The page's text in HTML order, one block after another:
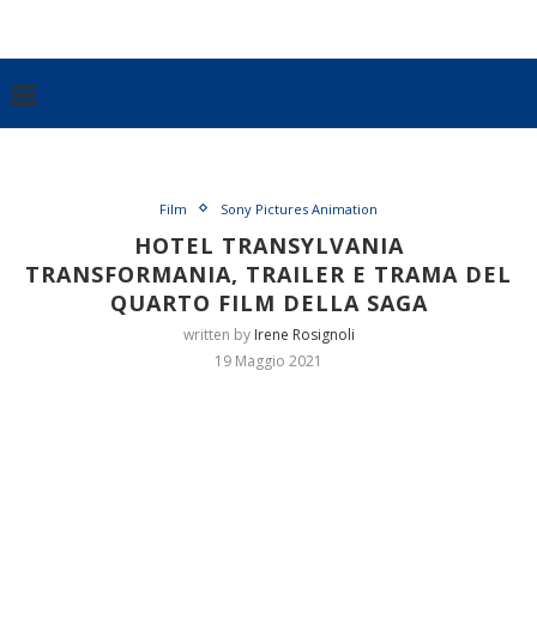
Film Sony Pictures Animation
HOTEL TRANSYLVANIA
TRANSFORMANIA, TRAILER E TRAMA DEL
QUARTO FILM DELLA SAGA
written by Irene Rosignoli
19 Maggio 2021